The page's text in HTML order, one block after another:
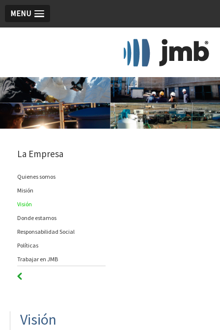
MENU
La Empresa
Quienes somos
Misión
Visión
Donde estamos
Responsabilidad Social
Políticas
Trabajar en JMB
Visión